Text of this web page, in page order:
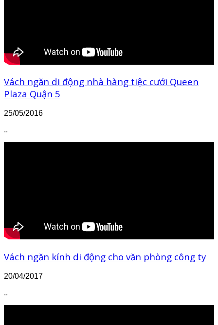
Vách ngăn di động nhà hàng tiệc cưới Queen
Plaza Quận 5
25/05/2016
..
Vách ngăn kính di động cho văn phòng công ty
20/04/2017
..